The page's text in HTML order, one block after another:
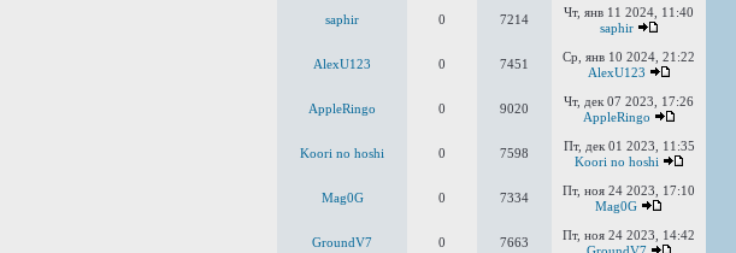
saphir 0 7214
Чт, янв 11 2024, 11:40
saphir
AlexU123 0 7451
Ср, янв 10 2024, 21:22
AlexU123
AppleRingo 0 9020
Чт, дек 07 2023, 17:26
AppleRingo
Koori no hoshi 0 7598
Пт, дек 01 2023, 11:35
Koori no hoshi
Mag0G 0 7334
Пт, ноя 24 2023, 17:10
Mag0G
GroundV7 0 7663
Пт, ноя 24 2023, 14:42